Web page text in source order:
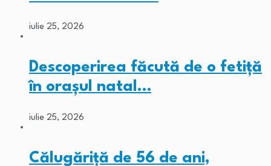
iulie 25, 2026
Descoperirea făcută de o fetiță
în orașul natal…
iulie 25, 2026
Călugăriță de 56 de ani,